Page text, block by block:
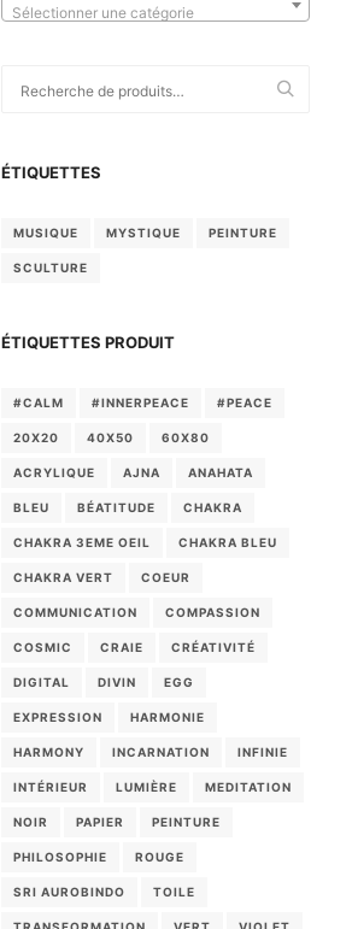
Sélectionner une catégorie
pour :
ÉTIQUETTES
MUSIQUE MYSTIQUE PEINTURE
SCULTURE
ÉTIQUETTES PRODUIT
#CALM #INNERPEACE #PEACE
20X20 40X50 60X80
ACRYLIQUE AJNA ANAHATA
BLEU BÉATITUDE CHAKRA
CHAKRA 3EME OEIL CHAKRA BLEU
CHAKRA VERT COEUR
COMMUNICATION COMPASSION
COSMIC CRAIE CRÉATIVITÉ
DIGITAL DIVIN EGG
EXPRESSION HARMONIE
HARMONY INCARNATION INFINIE
INTÉRIEUR LUMIÈRE MEDITATION
NOIR PAPIER PEINTURE
PHILOSOPHIE ROUGE
SRI AUROBINDO TOILE